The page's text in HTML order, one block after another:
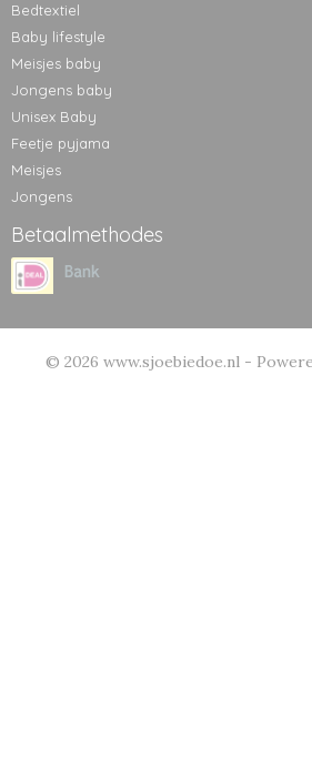
Bedtextiel
Baby lifestyle
Meisjes baby
Jongens baby
Unisex Baby
Feetje pyjama
Meisjes
Jongens
Betaalmethodes
© 2026 www.sjoebiedoe.nl -